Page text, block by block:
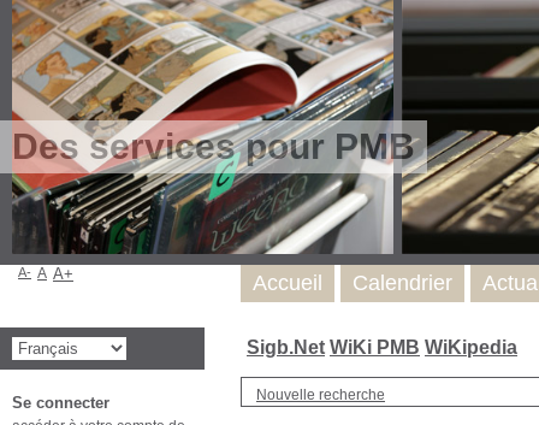
Des services pour PMB
Sigb.Net WiKi PMB WiKipedia
Nouvelle recherche
Accueil Calendrier
A- A A+
Se connecter